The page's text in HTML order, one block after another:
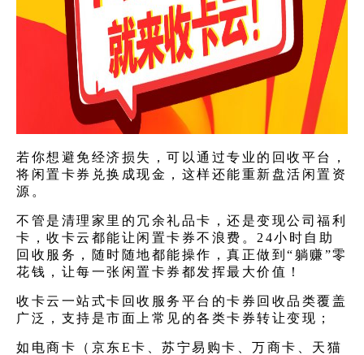
若你想避免经济损失，可以通过专业的回收平台，
将闲置卡券兑换成现金，这样还能重新盘活闲置资
源。
不管是清理家里的冗余礼品卡，还是变现公司福利
卡，收卡云都能让闲置卡券不浪费。24小时自助
回收服务，随时随地都能操作，真正做到“躺赚”零
花钱，让每一张闲置卡券都发挥最大价值！
收卡云一站式卡回收服务平台的卡券回收品类覆盖
广泛，支持是市面上常见的各类卡券转让变现 ；
如电商卡（京东E卡、苏宁易购卡、万商卡、天猫